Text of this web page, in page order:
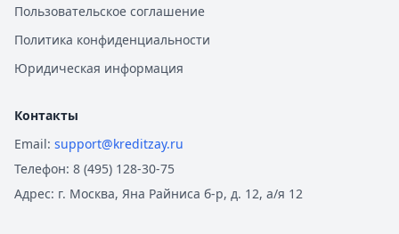
Пользовательское соглашение
Политика конфиденциальности
Юридическая информация
Контакты
Email: support@kreditzay.ru
Телефон: 8 (495) 128-30-75
Адрес: г. Москва, Яна Райниса б-р, д. 12, а/я 12